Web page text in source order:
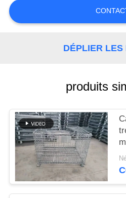
CONTACTEZ-
NOUS
DEMANDEZ
UNE
CITATION
PLAN
SITE
DÉPLIER LES
produits